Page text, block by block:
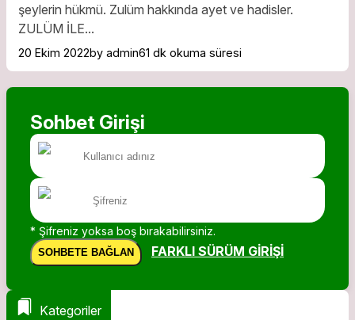
şeylerin hükmü. Zulüm hakkında ayet ve hadisler.
ZULÜM İLE...
20 Ekim 2022by admin61 dk okuma süresi
Sohbet Girişi
* Şifreniz yoksa boş bırakabilirsiniz.
SOHBETE BAĞLAN FARKLI SÜRÜM GIRIŞI
Kategoriler